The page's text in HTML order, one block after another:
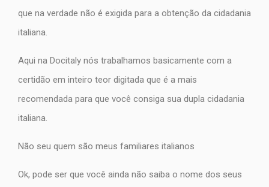
que na verdade não é exigida para a obtenção da cidadania
italiana.
Aqui na Docitaly nós trabalhamos basicamente com a
certidão em inteiro teor digitada que é a mais
recomendada para que você consiga sua dupla cidadania
italiana.
Não seu quem são meus familiares italianos
Ok, pode ser que você ainda não saiba o nome dos seus